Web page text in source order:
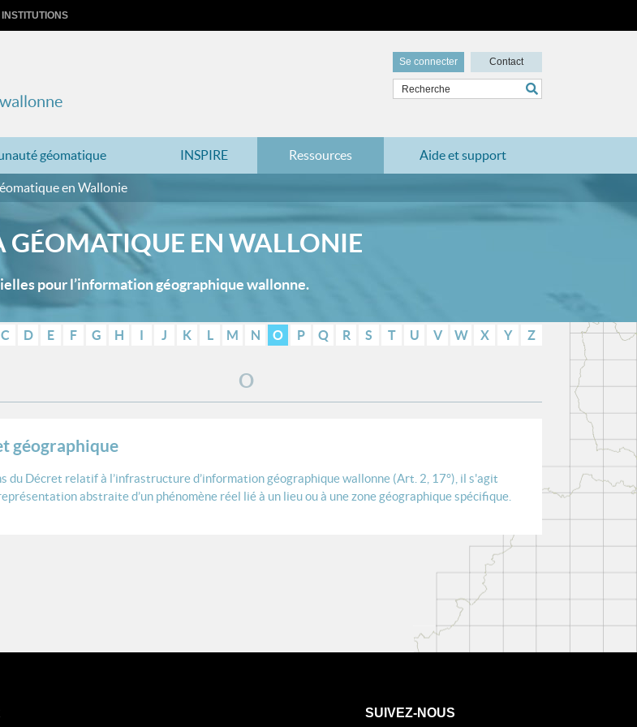
Se connecter Contact
géomatique INSPIRE Ressources Aide et support
en Wallonie
GÉOMATIQUE EN WALLONIE
pour l’information géographique wallonne.
C D E F G H I J K L M N O P Q R S T U V W X Y Z
O
géographique
du Décret relatif à l’infrastructure d’information géographique wallonne (Art. 2, 17°), il s'agit
abstraite d’un phénomène réel lié à un lieu ou à une zone géographique spécifique.
SUIVEZ-NOUS